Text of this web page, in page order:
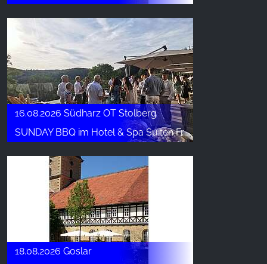
16.08.2026 Südharz OT Stolberg
SUNDAY BBQ im Hotel & Spa Suiten FreiWerk
18.08.2026 Goslar